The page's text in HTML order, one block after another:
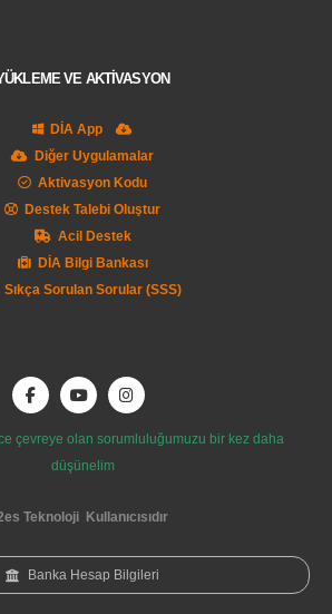
VE AKTİVASYON
DİA App
Diğer Uygulamalar
Aktivasyon Kodu
Destek Talebi Oluştur
Acil Destek
DİA Bilgi Bankası
Sorulan Sorular (SSS)
çevreye olan sorumluluğumuzu bir kez daha
düşünelim
Teknoloji Kullanıcısıdır
Banka Hesap Bilgileri